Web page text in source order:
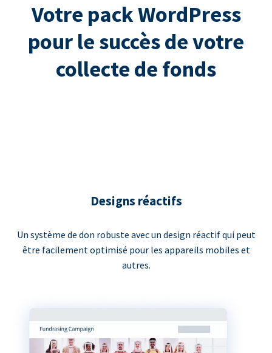
Votre pack WordPress
pour le succès de votre
collecte de fonds
Designs réactifs
Un système de don robuste avec un design réactif qui peut
être facilement optimisé pour les appareils mobiles et
autres.